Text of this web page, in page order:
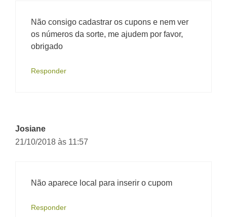
Não consigo cadastrar os cupons e nem ver
os números da sorte, me ajudem por favor,
obrigado
Responder
Josiane
21/10/2018 às 11:57
Não aparece local para inserir o cupom
Responder